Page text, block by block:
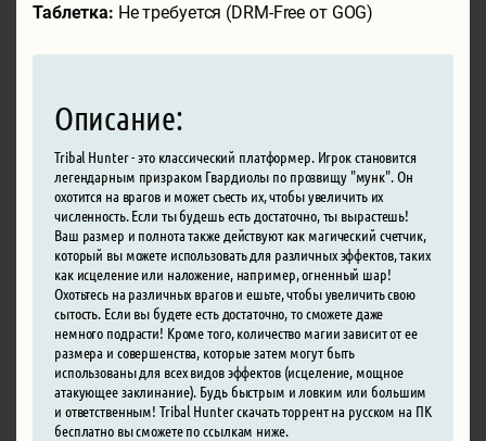
Таблетка: Не требуется (DRM-Free от GOG)
Описание:
Tribal Hunter - это классический платформер. Игрок становится
легендарным призраком Гвардиолы по прозвищу "мунк". Он
охотится на врагов и может съесть их, чтобы увеличить их
численность. Если ты будешь есть достаточно, ты вырастешь!
Ваш размер и полнота также действуют как магический счетчик,
который вы можете использовать для различных эффектов, таких
как исцеление или наложение, например, огненный шар!
Охотьтесь на различных врагов и ешьте, чтобы увеличить свою
сытость. Если вы будете есть достаточно, то сможете даже
немного подрасти! Кроме того, количество магии зависит от ее
размера и совершенства, которые затем могут быть
использованы для всех видов эффектов (исцеление, мощное
атакующее заклинание). Будь быстрым и ловким или большим
и ответственным! Tribal Hunter скачать торрент на русском на ПК
бесплатно вы сможете по ссылкам ниже.